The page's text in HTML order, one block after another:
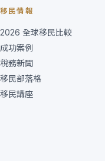
移民情報
2026 全球移民比較
成功案例
稅務新聞
移民部落格
移民講座